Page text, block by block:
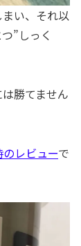
い、それ以
”しっく
勝てません
レビューで